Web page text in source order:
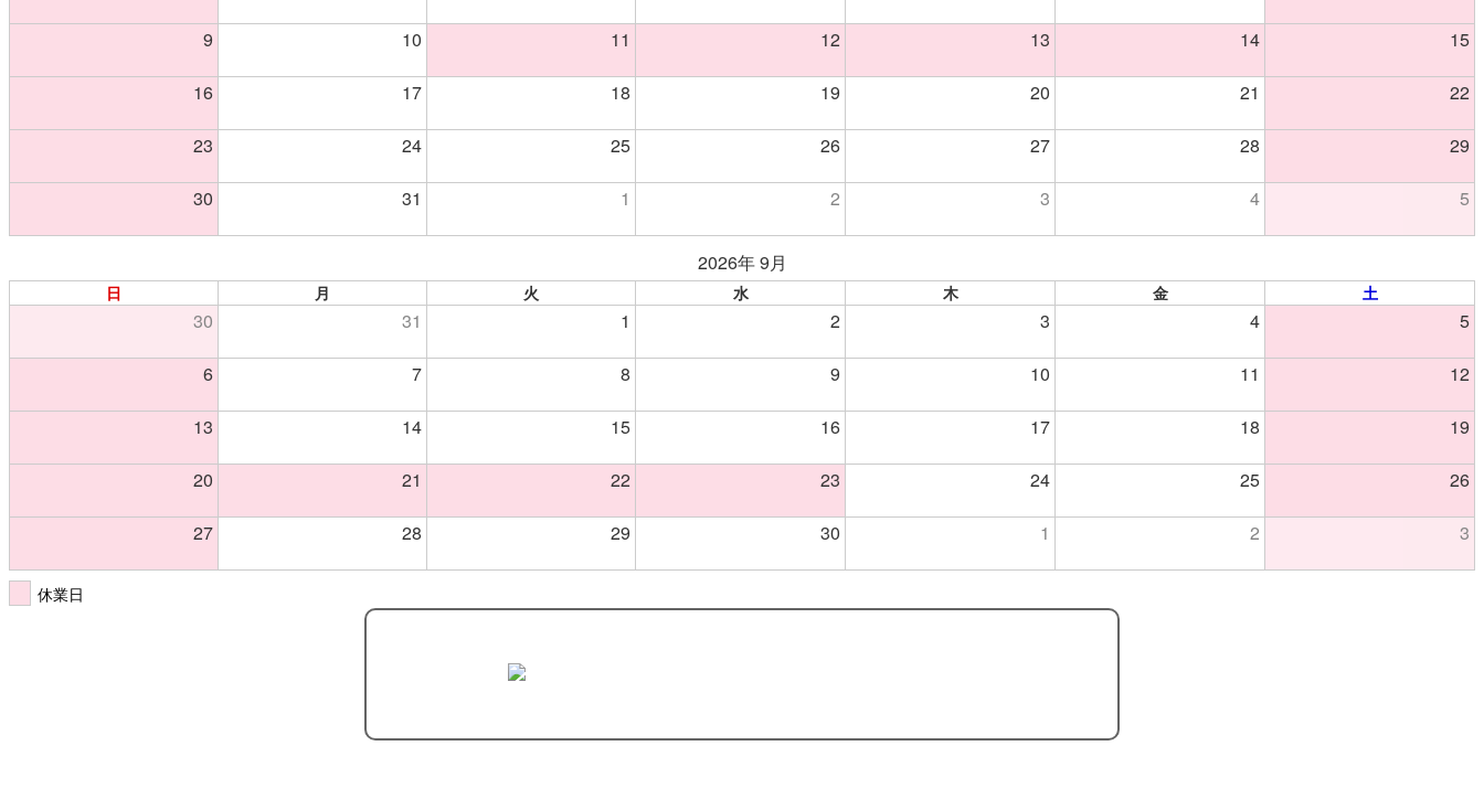
9 10 11 12 13 14 15
16 17 18 19 20 21 22
23 24 25 26 27 28 29
30 31 1 2 3 4 5
2026年 9月
日 月 火 水 木 金 土
30 31 1 2 3 4 5
6 7 8 9 10 11 12
13 14 15 16 17 18 19
20 21 22 23 24 25 26
27 28 29 30 1 2 3
休業日